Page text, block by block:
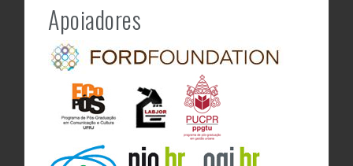
Apoiadores